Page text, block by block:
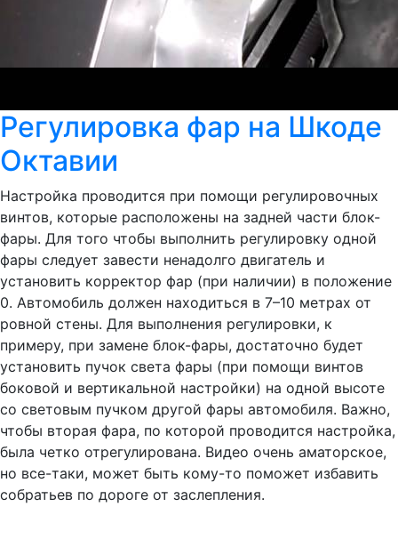
Регулировка фар на Шкоде
Октавии
Настройка проводится при помощи регулировочных
винтов, которые расположены на задней части блок-
фары. Для того чтобы выполнить регулировку одной
фары следует завести ненадолго двигатель и
установить корректор фар (при наличии) в положение
0. Автомобиль должен находиться в 7–10 метрах от
ровной стены. Для выполнения регулировки, к
примеру, при замене блок-фары, достаточно будет
установить пучок света фары (при помощи винтов
боковой и вертикальной настройки) на одной высоте
со световым пучком другой фары автомобиля. Важно,
чтобы вторая фара, по которой проводится настройка,
была четко отрегулирована. Видео очень аматорское,
но все-таки, может быть кому-то поможет избавить
собратьев по дороге от заслепления.